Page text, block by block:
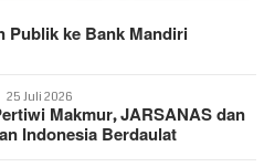
Publik ke Bank Mandiri
25 Juli 2026
Makmur, JARSANAS dan
Indonesia Berdaulat